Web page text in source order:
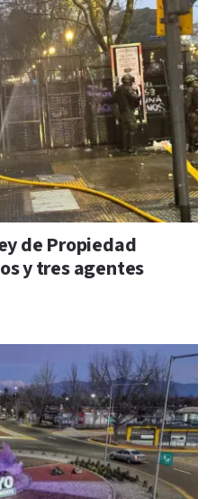
de Propiedad
y tres agentes